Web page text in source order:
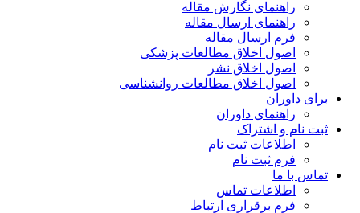
راهنمای نگارش مقاله
راهنمای ارسال مقاله
فرم ارسال مقاله
اصول اخلاق مطالعات پزشکی
اصول اخلاق نشر
اصول اخلاق مطالعات روانشناسی
برای داوران
راهنمای داوران
ثبت نام و اشتراک
اطلاعات ثبت نام
فرم ثبت نام
تماس با ما
اطلاعات تماس
فرم برقراری ارتباط